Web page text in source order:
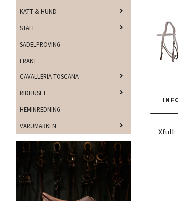
KATT & HUND
STALL
SADELPROVING
FRAKT
CAVALLERIA TOSCANA
RIDHUSET
HEMINREDNING
VARUMÄRKEN
Xfull: